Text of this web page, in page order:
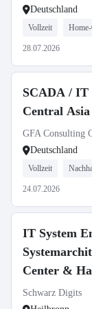
Deutschland
Vollzeit
28.07.2026
SCADA / IT
Central
GFA Consulting
Deutschland
Vollzeit
24.07.2026
IT System
Center &
Schwarz Digits